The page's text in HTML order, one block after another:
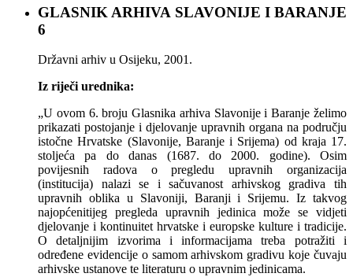
GLASNIK ARHIVA SLAVONIJE I BARANJE
6
Državni arhiv u Osijeku, 2001.
Iz riječi urednika:
„U ovom 6. broju Glasnika arhiva Slavonije i Baranje želimo
prikazati postojanje i djelovanje upravnih organa na području
istočne Hrvatske (Slavonije, Baranje i Srijema) od kraja 17.
stoljeća pa do danas (1687. do 2000. godine). Osim
povijesnih radova o pregledu upravnih organizacija
(institucija) nalazi se i sačuvanost arhivskog gradiva tih
upravnih oblika u Slavoniji, Baranji i Srijemu. Iz takvog
najopćenitijeg pregleda upravnih jedinica može se vidjeti
djelovanje i kontinuitet hrvatske i europske kulture i tradicije.
O detaljnijim izvorima i informacijama treba potražiti i
određene evidencije o samom arhivskom gradivu koje čuvaju
arhivske ustanove te literaturu o upravnim jedinicama.